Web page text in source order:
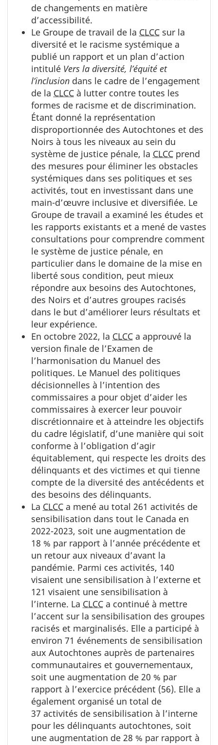
de changements en matière
d’accessibilité.
Le Groupe de travail de la CLCC sur la
diversité et le racisme systémique a
publié un rapport et un plan d’action
intitulé Vers la diversité, l’équité et
l’inclusion dans le cadre de l’engagement
de la CLCC à lutter contre toutes les
formes de racisme et de discrimination.
Étant donné la représentation
disproportionnée des Autochtones et des
Noirs à tous les niveaux au sein du
système de justice pénale, la CLCC prend
des mesures pour éliminer les obstacles
systémiques dans ses politiques et ses
activités, tout en investissant dans une
main-d’œuvre inclusive et diversifiée. Le
Groupe de travail a examiné les études et
les rapports existants et a mené de vastes
consultations pour comprendre comment
le système de justice pénale, en
particulier dans le domaine de la mise en
liberté sous condition, peut mieux
répondre aux besoins des Autochtones,
des Noirs et d’autres groupes racisés
dans le but d’améliorer leurs résultats et
leur expérience.
En octobre 2022, la CLCC a approuvé la
version finale de l’Examen de
l’harmonisation du Manuel des
politiques. Le Manuel des politiques
décisionnelles à l’intention des
commissaires a pour objet d’aider les
commissaires à exercer leur pouvoir
discrétionnaire et à atteindre les objectifs
du cadre législatif, d’une manière qui soit
conforme à l’obligation d’agir
équitablement, qui respecte les droits des
délinquants et des victimes et qui tienne
compte de la diversité des antécédents et
des besoins des délinquants.
La CLCC a mené au total 261 activités de
sensibilisation dans tout le Canada en
2022-2023, soit une augmentation de
18 % par rapport à l’année précédente et
un retour aux niveaux d’avant la
pandémie. Parmi ces activités, 140
visaient une sensibilisation à l’externe et
121 visaient une sensibilisation à
l’interne. La CLCC a continué à mettre
l’accent sur la sensibilisation des groupes
racisés et marginalisés. Elle a participé à
environ 71 événements de sensibilisation
aux Autochtones auprès de partenaires
communautaires et gouvernementaux,
soit une augmentation de 20 % par
rapport à l’exercice précédent (56). Elle a
également organisé un total de
37 activités de sensibilisation à l’interne
pour les délinquants autochtones, soit
une augmentation de 28 % par rapport à